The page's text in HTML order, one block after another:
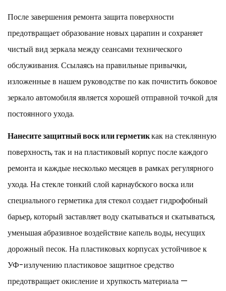
После завершения ремонта защита поверхности
предотвращает образование новых царапин и сохраняет
чистый вид зеркала между сеансами технического
обслуживания. Ссылаясь на правильные привычки,
изложенные в нашем руководстве покак почистить боковое
зеркало автомобиляявляется хорошей отправной точкой для
постоянного ухода.
Нанесите защитный воск или герметиккак на стеклянную
поверхность, так и на пластиковый корпус после каждого
ремонта и каждые несколько месяцев в рамках регулярного
ухода. На стекле тонкий слой карнаубского воска или
специального герметика для стекол создает гидрофобный
барьер, который заставляет воду скатываться и скатываться,
уменьшая абразивное воздействие капель воды, несущих
дорожный песок. На пластиковых корпусах устойчивое к
УФ-излучению пластиковое защитное средство
предотвращает окисление и хрупкость материала —